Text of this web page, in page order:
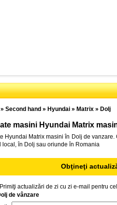
Second hand » Hyundai» Matrix» Dolj
masini Hyundai Matrix
Hyundai Matrix masini în Dolj de
local, în Dolj sau oriunde în Romania
Obţineţi
Primiţi actualizări de zi cu zi e-mail pentru
de vânzare